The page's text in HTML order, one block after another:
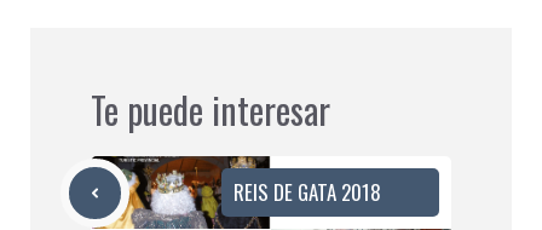
Te puede interesar
REIS DE GATA 2018